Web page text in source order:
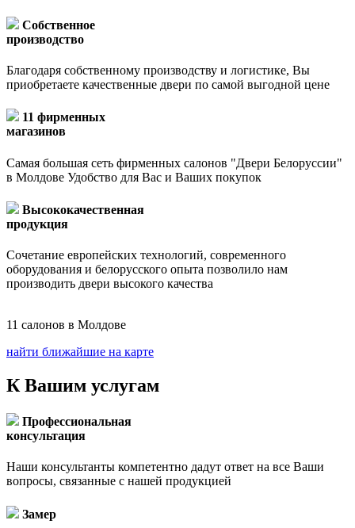
Собственное
производство
Благодаря собственному производству и логистике, Вы
приобретаете качественные двери по самой выгодной цене
11 фирменных
магазинов
Самая большая сеть фирменных салонов "Двери Белоруссии"
в Молдове Удобство для Вас и Ваших покупок
Высококачественная
продукция
Сочетание европейских технологий, современного
оборудования и белорусского опыта позволило нам
производить двери высокого качества
11 салонов в Молдове
найти ближайшие на карте
К Вашим услугам
Профессиональная
консультация
Наши консультанты компетентно дадут ответ на все Ваши
вопросы, связанные с нашей продукцией
Замер